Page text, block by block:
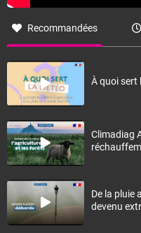
Recommandées
À quoi sert
Climadiag
De la pluie
devenu